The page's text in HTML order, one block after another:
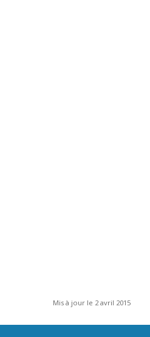
Mis à jour le 2 avril 2015